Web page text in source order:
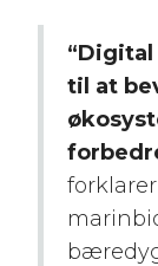
til at